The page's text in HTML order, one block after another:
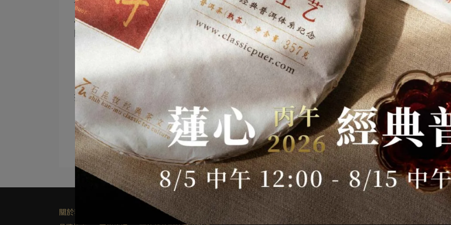
📣 2025新品生茶｜上架通知
限時優惠活動．組合方案與茶樣贈送
＊活動時間：06 / 04（三）中午12:00
＊活動結束：06 / 11（三）中午12:00
＊06 / 06（五）前〔套組〕訂單完成付款，即依所訂購之套組內容贈送2000千禧易武／2006有機木／2023
茶樣（根據方案組合不同搭贈不同茶樣）
關於我們